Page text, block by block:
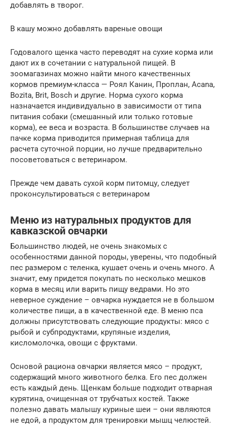
добавлять в творог.
В кашу можно добавлять вареные овощи
Годовалого щенка часто переводят на сухие корма или
дают их в сочетании с натуральной пищей. В
зоомагазинах можно найти много качественных
кормов премиум-класса — Роял Канин, Проплан, Acana,
Bozita, Brit, Bosch и другие. Норма сухого корма
назначается индивидуально в зависимости от типа
питания собаки (смешанный или только готовые
корма), ее веса и возраста. В большинстве случаев на
пачке корма приводится примерная таблица для
расчета суточной порции, но лучше предварительно
посоветоваться с ветеринаром.
Прежде чем давать сухой корм питомцу, следует
проконсультироваться с ветеринаром
Меню из натуральных продуктов для
кавказской овчарки
Большинство людей, не очень знакомых с
особенностями данной породы, уверены, что подобный
пес размером с теленка, кушает очень и очень много. А
значит, ему придется покупать по несколько мешков
корма в месяц или варить пищу ведрами. Но это
неверное суждение – овчарка нуждается не в большом
количестве пищи, а в качественной еде. В меню пса
должны присутствовать следующие продукты: мясо с
рыбой и субпродуктами, крупяные изделия,
кисломолочка, овощи с фруктами.
Основой рациона овчарки является мясо – продукт,
содержащий много животного белка. Его пес должен
есть каждый день. Щенкам больше подходит отварная
курятина, очищенная от трубчатых костей. Также
полезно давать малышу куриные шеи – они являются
не едой, а продуктом для тренировки мышц челюстей.